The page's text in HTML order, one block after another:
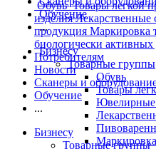
Обучение
...
Бизнесу
Товарные группы
Обувь
Товары
Ювелирные
ОбувьТовары легкой
изделияЛекарственные
продукция Маркировка
биологически
Потребителям
Новости
Сканеры и
Обучение
...
Бизнесу
Товарные группы